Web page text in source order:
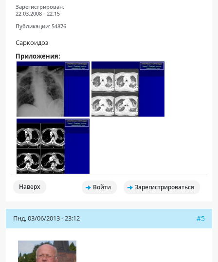
Зарегистрирован:
22.03.2008 - 22:15
Публикации: 54876
Саркоидоз
Приложения:
Наверх Войти Зарегистрироваться
Пнд, 03/06/2013 - 23:12 #5